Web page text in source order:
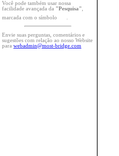
Você pode também usar nossa
facilidade avançada da "Pesquisa",
marcada com o símbolo
.
Envie suas perguntas, comentários e
sugestões com relação ao nosso Website
para webadmin@most-bridge.com